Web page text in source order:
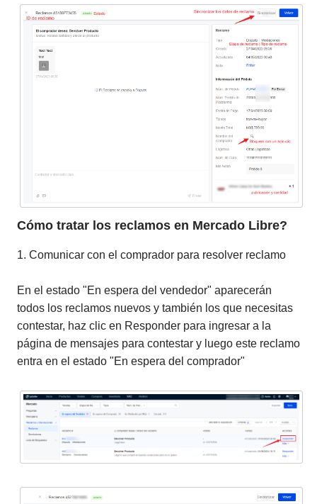
Cómo tratar los reclamos en Mercado Libre?
1. Comunicar con el comprador para resolver reclamo
En el estado "En espera del vendedor" aparecerán
todos los reclamos nuevos y también los que necesitas
contestar, haz clic en Responder para ingresar a la
página de mensajes para contestar y luego este reclamo
entra en el estado "En espera del comprador"